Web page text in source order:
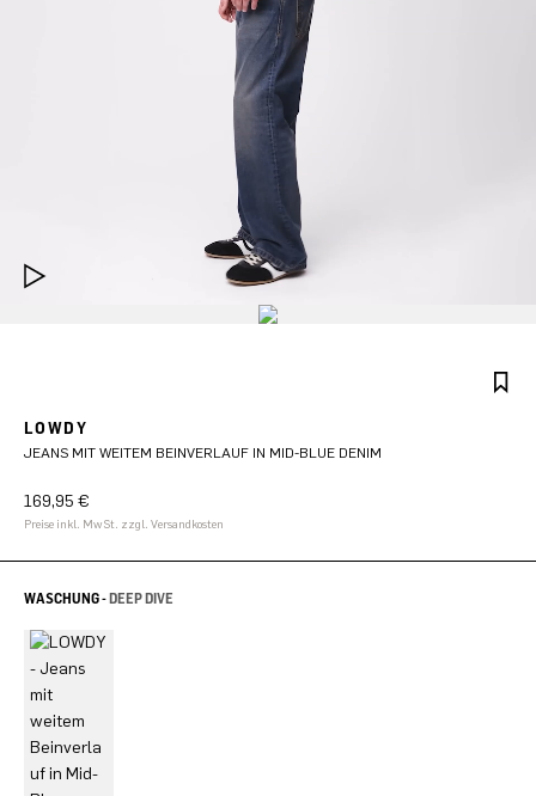
LOWDY
JEANS MIT WEITEM BEINVERLAUF IN MID-BLUE DENIM
169,95 €
Preise inkl. MwSt. zzgl. Versandkosten
WASCHUNG -DEEP DIVE